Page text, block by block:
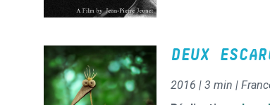
DEUX
2016 | 3 min |